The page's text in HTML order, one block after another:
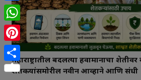
महाराष्ट्रातील बदलत्या हवामानाचा
शेतकऱ्यांसमोरील नवीन आव्हाने आणि संधी
Facebook
WhatsApp
Pinterest
Share